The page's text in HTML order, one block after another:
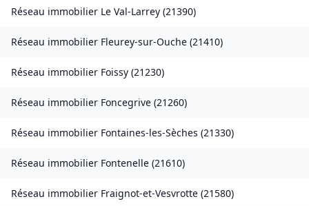
Réseau immobilier Le Val-Larrey (21390)
Réseau immobilier Fleurey-sur-Ouche (21410)
Réseau immobilier Foissy (21230)
Réseau immobilier Foncegrive (21260)
Réseau immobilier Fontaines-les-Sèches (21330)
Réseau immobilier Fontenelle (21610)
Réseau immobilier Fraignot-et-Vesvrotte (21580)